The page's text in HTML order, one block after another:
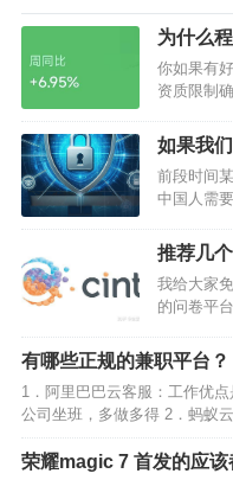
为什么
似的东
你如果有
资质限制
首先去申
而且速度
联网销售
如果我
现所谓
前段时间
中国人需
源”开源的
30日消息
发…
推荐几
我给大家
的问卷平
问卷公司
开开放的
什么的。
有哪些正规的兼职平台？
1．阿里巴巴云客服：工作优
公司坐班，多做多得 2．蚂蚁
台，工作优点是时间自由，可
多得。 3．菜鸟优加云客服：
荣耀magic 7 首发的应该